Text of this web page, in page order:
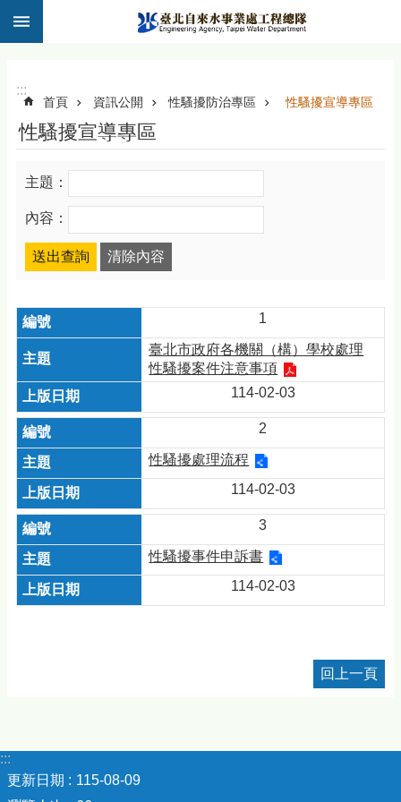
跳到主要內容區塊
:::
首頁 資訊公開 性騷擾防治專區 性騷擾宣導專區
性騷擾宣導專區
主題：
內容：
1
臺北市政府各機關（構）學校處理
性騷擾案件注意事項
114-02-03
2
性騷擾處理流程
114-02-03
3
性騷擾事件申訴書
114-02-03
回上一頁
:::
更新日期
115-08-09